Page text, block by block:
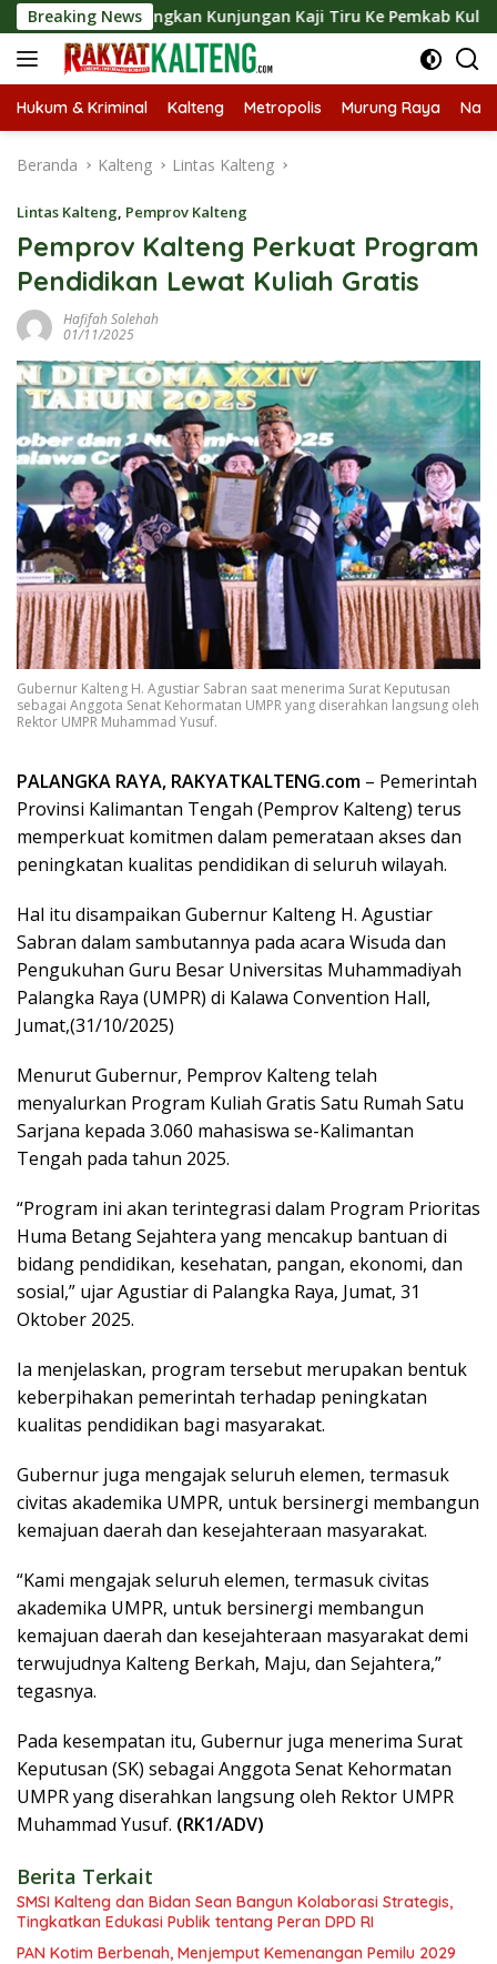
Langsung
ke
konten
Breaking NewsKunjungan Kaji Tiru Ke Pemkab Kulon Progo
Hukum & Kriminal Kalteng Metropolis Murung Raya
Beranda Kalteng Lintas Kalteng
Lintas Kalteng, Pemprov Kalteng
Pemprov Kalteng Perkuat Program
Pendidikan Lewat Kuliah Gratis
Hafifah Solehah
01/11/2025
Gubernur Kalteng H. Agustiar Sabran saat menerima Surat Keputusan
sebagai Anggota Senat Kehormatan UMPR yang diserahkan langsung oleh
Rektor UMPR Muhammad Yusuf.
PALANGKA RAYA, RAKYATKALTENG.com – Pemerintah
Provinsi Kalimantan Tengah (Pemprov Kalteng) terus
memperkuat komitmen dalam pemerataan akses dan
peningkatan kualitas pendidikan di seluruh wilayah.
Hal itu disampaikan Gubernur Kalteng H. Agustiar
Sabran dalam sambutannya pada acara Wisuda dan
Pengukuhan Guru Besar Universitas Muhammadiyah
Palangka Raya (UMPR) di Kalawa Convention Hall,
Jumat,(31/10/2025)
Menurut Gubernur, Pemprov Kalteng telah
menyalurkan Program Kuliah Gratis Satu Rumah Satu
Sarjana kepada 3.060 mahasiswa se-Kalimantan
Tengah pada tahun 2025.
“Program ini akan terintegrasi dalam Program Prioritas
Huma Betang Sejahtera yang mencakup bantuan di
bidang pendidikan, kesehatan, pangan, ekonomi, dan
sosial,” ujar Agustiar di Palangka Raya, Jumat, 31
Oktober 2025.
Ia menjelaskan, program tersebut merupakan bentuk
keberpihakan pemerintah terhadap peningkatan
kualitas pendidikan bagi masyarakat.
Gubernur juga mengajak seluruh elemen, termasuk
civitas akademika UMPR, untuk bersinergi membangun
kemajuan daerah dan kesejahteraan masyarakat.
“Kami mengajak seluruh elemen, termasuk civitas
akademika UMPR, untuk bersinergi membangun
kemajuan daerah dan kesejahteraan masyarakat demi
terwujudnya Kalteng Berkah, Maju, dan Sejahtera,”
tegasnya.
Pada kesempatan itu, Gubernur juga menerima Surat
Keputusan (SK) sebagai Anggota Senat Kehormatan
UMPR yang diserahkan langsung oleh Rektor UMPR
Muhammad Yusuf. (RK1/ADV)
Berita Terkait
SMSI Kalteng dan Bidan Sean Bangun Kolaborasi Strategis,
Tingkatkan Edukasi Publik tentang Peran DPD RI
PAN Kotim Berbenah, Menjemput Kemenangan Pemilu 2029